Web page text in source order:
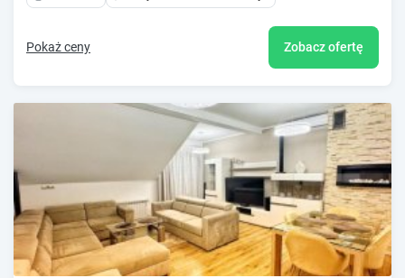
Pokaż ceny Zobacz ofertę